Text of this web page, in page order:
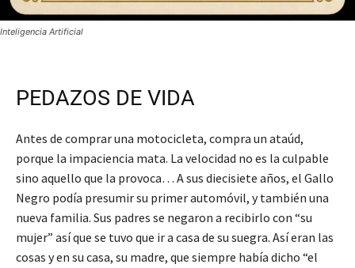
Inteligencia Artificial
PEDAZOS DE VIDA
Antes de comprar una motocicleta, compra un ataúd,
porque la impaciencia mata. La velocidad no es la culpable
sino aquello que la provoca… A sus diecisiete años, el Gallo
Negro podía presumir su primer automóvil, y también una
nueva familia. Sus padres se negaron a recibirlo con “su
mujer” así que se tuvo que ir a casa de su suegra. Así eran las
cosas y en su casa, su madre, que siempre había dicho “el